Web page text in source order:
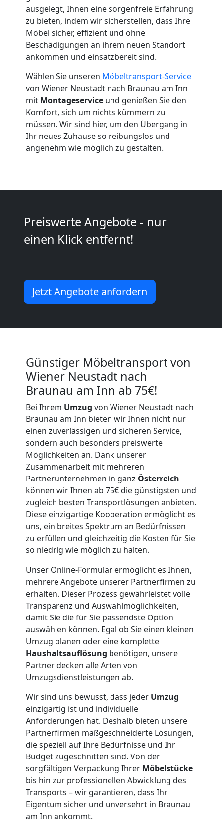
ausgelegt, Ihnen eine sorgenfreie Erfahrung
zu bieten, indem wir sicherstellen, dass Ihre
Möbel sicher, effizient und ohne
Beschädigungen an ihrem neuen Standort
ankommen und einsatzbereit sind.
Wählen Sie unseren Möbeltransport-Service
von Wiener Neustadt nach Braunau am Inn
mit Montageservice und genießen Sie den
Komfort, sich um nichts kümmern zu
müssen. Wir sind hier, um den Übergang in
Ihr neues Zuhause so reibungslos und
angenehm wie möglich zu gestalten.
Preiswerte Angebote - nur
einen Klick entfernt!
Jetzt Angebote anfordern
Günstiger Möbeltransport von
Wiener Neustadt nach
Braunau am Inn ab 75€!
Bei Ihrem Umzug von Wiener Neustadt nach
Braunau am Inn bieten wir Ihnen nicht nur
einen zuverlässigen und sicheren Service,
sondern auch besonders preiswerte
Möglichkeiten an. Dank unserer
Zusammenarbeit mit mehreren
Partnerunternehmen in ganz Österreich
können wir Ihnen ab 75€ die günstigsten und
zugleich besten Transportlösungen anbieten.
Diese einzigartige Kooperation ermöglicht es
uns, ein breites Spektrum an Bedürfnissen
zu erfüllen und gleichzeitig die Kosten für Sie
so niedrig wie möglich zu halten.
Unser Online-Formular ermöglicht es Ihnen,
mehrere Angebote unserer Partnerfirmen zu
erhalten. Dieser Prozess gewährleistet volle
Transparenz und Auswahlmöglichkeiten,
damit Sie die für Sie passendste Option
auswählen können. Egal ob Sie einen kleinen
Umzug planen oder eine komplette
Haushaltsauflösung benötigen, unsere
Partner decken alle Arten von
Umzugsdienstleistungen ab.
Wir sind uns bewusst, dass jeder Umzug
einzigartig ist und individuelle
Anforderungen hat. Deshalb bieten unsere
Partnerfirmen maßgeschneiderte Lösungen,
die speziell auf Ihre Bedürfnisse und Ihr
Budget zugeschnitten sind. Von der
sorgfältigen Verpackung Ihrer Möbelstücke
bis hin zur professionellen Abwicklung des
Transports – wir garantieren, dass Ihr
Eigentum sicher und unversehrt in Braunau
am Inn ankommt.
Neustadt
Beiladung
Wiener
Neustadt
Mini
Neustadt
Mann
LKW
Wiener
Neustadt
Kunsttransport
Wiener
Neustadt
Umzug
Wiener
Neustadt
Mann
LKW
Möbellift
Wiener
Neustadt